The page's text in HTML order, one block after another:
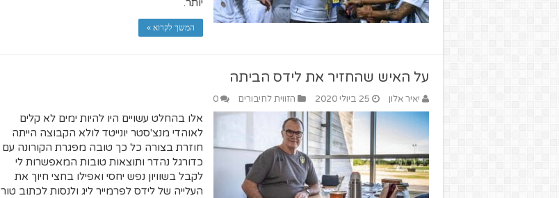
יותר.
המשך לקרוא »
על האיש שהחזיר את לידס הביתה
יאיר אלון 25 ביולי 2020 הזווית לחיבורים 0
אלו בהחלט עשויים היו להיות ימים לא קלים
לאוהדי מנצ'סטר יונייטד לולא הקבוצה הייתה
חוזרת בצורה כל כך טובה מפגרת הקורונה עם
כדורגל נהדר ותוצאות טובות המאפשרות לי
לקבל בשוויון נפש יחסי ואפילו בחצי חיוך את
העלייה של לידס לפרמייר ליג ולנסות לכתוב טור